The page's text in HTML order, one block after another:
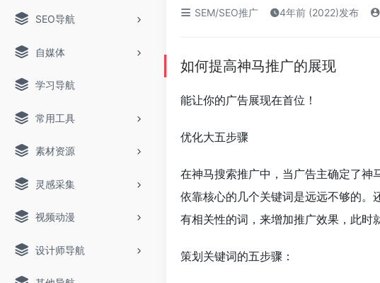
SEO导航
自媒体
学习导航
常用工具
素材资源
灵感采集
视频动漫
设计师导航
SEM/SEO推广 4年前 (2022)发布
如何提高神马推广的展现
能让你的广告展现在首位！
优化大五步骤
在神马搜索推广中，当广告主确定了神
依靠核心的几个关键词是远远不够的。
有相关性的词，来增加推广效果，此时
策划关键词的五步骤：